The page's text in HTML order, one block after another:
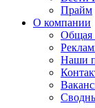
Прайм
О компании
Общая
Наши